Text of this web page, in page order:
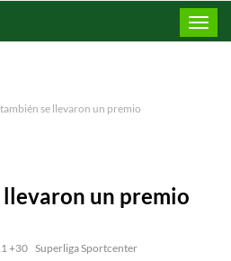
Toggle
se llevaron un premio
llevaron un premio
+30 Superliga Sportcenter